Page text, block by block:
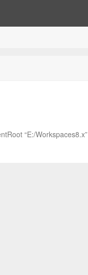
“E:/Workspaces8.x”